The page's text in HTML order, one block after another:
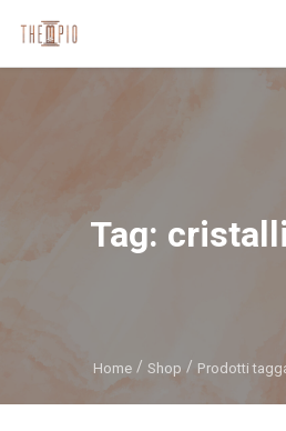
Tag:
Home Shop Prodotti